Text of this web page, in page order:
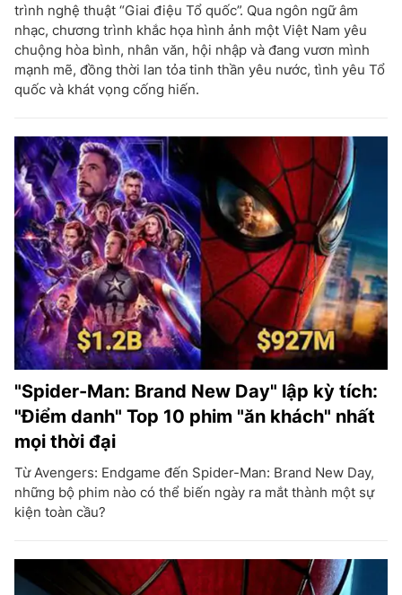
trình nghệ thuật “Giai điệu Tổ quốc”. Qua ngôn ngữ âm
nhạc, chương trình khắc họa hình ảnh một Việt Nam yêu
chuộng hòa bình, nhân văn, hội nhập và đang vươn mình
mạnh mẽ, đồng thời lan tỏa tinh thần yêu nước, tình yêu Tổ
quốc và khát vọng cống hiến.
"Spider-Man: Brand New Day" lập kỳ tích:
"Điểm danh" Top 10 phim "ăn khách" nhất
mọi thời đại
Từ Avengers: Endgame đến Spider-Man: Brand New Day,
những bộ phim nào có thể biến ngày ra mắt thành một sự
kiện toàn cầu?